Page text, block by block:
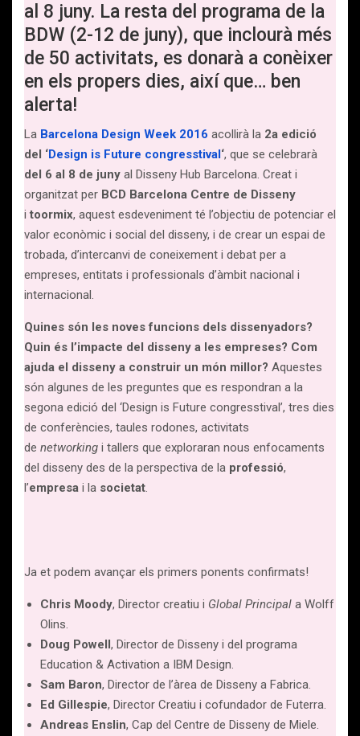
al 8 juny. La resta del programa de la
BDW (2-12 de juny), que inclourà més
de 50 activitats, es donarà a conèixer
en els propers dies, així que… ben
alerta!
La Barcelona Design Week 2016 acollirà la 2a edició
del ‘Design is Future congresstival‘, que se celebrarà
del 6 al 8 de juny al Disseny Hub Barcelona. Creat i
organitzat per BCD Barcelona Centre de Disseny
itoormix, aquest esdeveniment té l’objectiu de potenciar el
valor econòmic i social del disseny, i de crear un espai de
trobada, d’intercanvi de coneixement i debat per a
empreses, entitats i professionals d’àmbit nacional i
internacional.
Quines són les noves funcions dels dissenyadors?
Quin és l’impacte del disseny a les empreses? Com
ajuda el disseny a construir un món millor? Aquestes
són algunes de les preguntes que es respondran a la
segona edició del ‘Design is Future congresstival’, tres dies
de conferències, taules rodones, activitats
de networking i tallers que exploraran nous enfocaments
del disseny des de la perspectiva de la professió,
l’empresa i la societat.
Ja et podem avançar els primers ponents confirmats!
Chris Moody, Director creatiu i Global Principal a Wolff
Olins.
Doug Powell, Director de Disseny i del programa
Education & Activation a IBM Design.
Sam Baron, Director de l’àrea de Disseny a Fabrica.
Ed Gillespie, Director Creatiu i cofundador de Futerra.
Andreas Enslin, Cap del Centre de Disseny de Miele.